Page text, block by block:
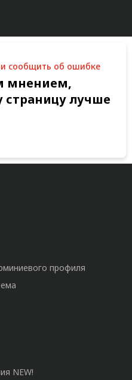
сообщить об ошибке
мнением,
страницу лучше
профиля
NEW!